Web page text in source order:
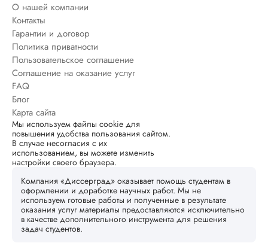
О нашей компании
Контакты
Гарантии и договор
Политика приватности
Пользовательское соглашение
Соглашение на оказание услуг
FAQ
Блог
Карта сайта
Мы используем файлы cookie для
повышения удобства пользования сайтом.
В случае несогласия с их
использованием, вы можете изменить
настройки своего браузера.
Компания «Диссерград» оказывает помощь студентам в
оформлении и доработке научных работ. Мы не
используем готовые работы и полученные в результате
оказания услуг материалы предоставляются исключительно
в качестве дополнительного инструмента для решения
задач студентов.